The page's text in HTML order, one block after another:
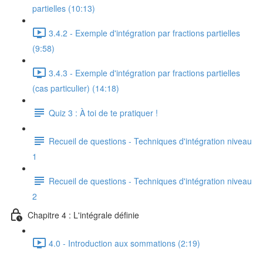
partielles (10:13)
3.4.2 - Exemple d'intégration par fractions partielles
(9:58)
3.4.3 - Exemple d'intégration par fractions partielles
(cas particulier) (14:18)
Quiz 3 : À toi de te pratiquer !
Recueil de questions - Techniques d'intégration niveau
1
Recueil de questions - Techniques d'intégration niveau
2
Chapitre 4 : L'intégrale définie
4.0 - Introduction aux sommations (2:19)